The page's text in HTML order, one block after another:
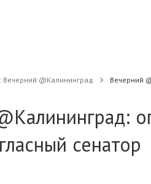
Вечерний @Калининград Вечерний
сенатор